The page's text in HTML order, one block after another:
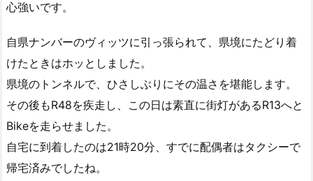
心強いです。
自県ナンバーのヴィッツに引っ張られて、県境にたどり着
けたときはホッとしました。
県境のトンネルで、ひさしぶりにその温さを堪能します。
その後もR48を疾走し、この日は素直に街灯があるR13へと
Bikeを走らせました。
自宅に到着したのは21時20分、すでに配偶者はタクシーで
帰宅済みでしたね。